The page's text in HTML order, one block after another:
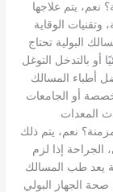
نعم، يتم علاجها
وتقنيات الوقاية
البولية تحتاج
أو بالتدخل التوغل
أطباء المسالك
أو الجامعات
المعدات
نعم، يتم ذلك
الجراحة إذا لزم
يعد طب المسالك
صحة الجهاز البولي